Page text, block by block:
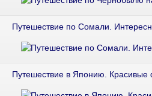
Путешествие по Сомали.
Путешествие в Японию. Красивые